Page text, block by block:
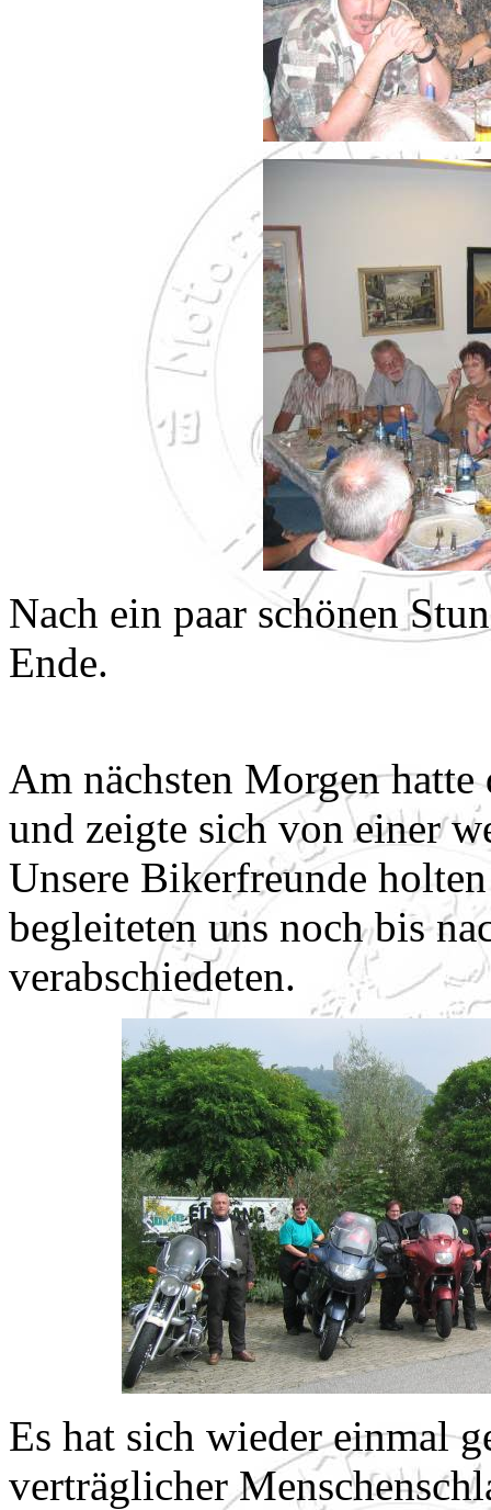
Nach ein paar schönen
Ende.
Am nächsten Morgen
und zeigte sich von einer
Unsere Bikerfreunde
begleiteten uns noch bis
verabschiedeten.
Es hat sich wieder einmal
verträglicher